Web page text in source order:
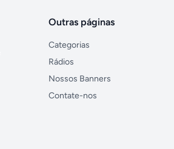
Outras páginas
Categorias
Rádios
Nossos Banners
Contate-nos